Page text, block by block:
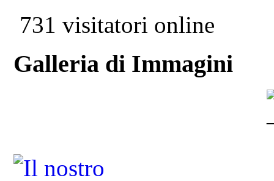
731 visitatori online
Galleria di Immagini